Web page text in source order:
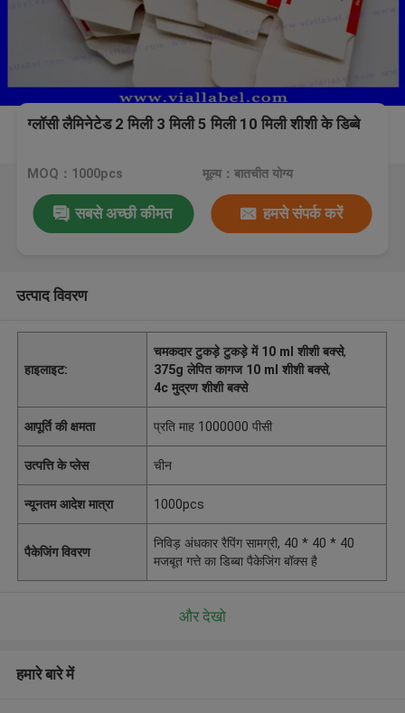
ग्लॉसी लैमिनेटेड 2 मिली 3 मिली 5 मिली 10 मिली शीशी के डिब्बे
MOQ：1000pcs मूल्य：बातचीत योग्य
सबसे अच्छी कीमत हमसे संपर्क करें
उत्पाद विवरण
हाइलाइट:
चमकदार टुकड़े टुकड़े में 10 ml शीशी बक्से,
375g लेपित कागज 10 ml शीशी बक्से,
4c मुद्रण शीशी बक्से
आपूर्ति की क्षमता प्रति माह 1000000 पीसी
उत्पत्ति के प्लेस चीन
न्यूनतम आदेश मात्रा 1000pcs
पैकेजिंग विवरण
निविड़ अंधकार रैपिंग सामग्री, 40 * 40 * 40
मजबूत गत्ते का डिब्बा पैकेजिंग बॉक्स है
और देखो
हमारे बारे में